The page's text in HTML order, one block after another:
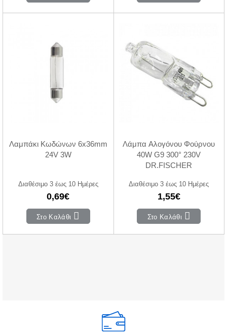
Λαμπάκι Κωδώνων 6x36mm
24V 3W
Διαθέσιμο 3 έως 10 Ημέρες
0,69€
Στο Καλάθι
Λάμπα Αλογόνου Φούρνου
40W G9 300° 230V
DR.FISCHER
Διαθέσιμο 3 έως 10 Ημέρες
1,55€
Στο Καλάθι